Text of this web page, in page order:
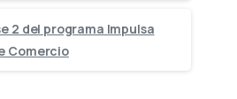
2 del programa Impulsa
Comercio